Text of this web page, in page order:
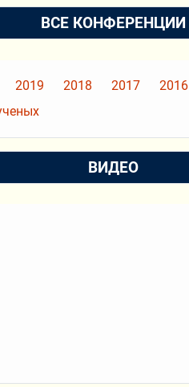
ВСЕ КОНФЕРЕНЦИИ
2019 2018 2017 2016
ВИДЕО